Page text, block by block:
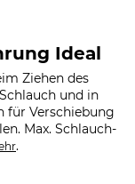
Ideal
Ziehen des
und in
für Verschiebung
Max. Schlauch-
.